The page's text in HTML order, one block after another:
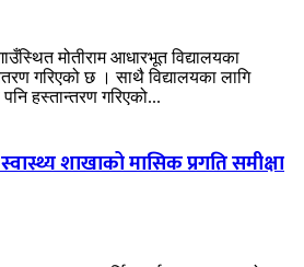
मोतीराम आधारभूत विद्यालयका
गरिएको छ । साथै विद्यालयका लागि
हस्तान्तरण गरिएको...
शाखाको मासिक प्रगति समीक्षा